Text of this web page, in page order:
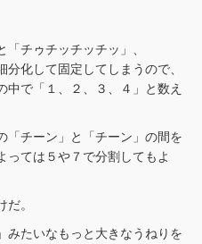
チゥチッチッチッ」、
化して固定してしまうので、
中で「１、２、３、４」と数え
「チーン」と「チーン」の間を
っては５や７で分割してもよ
だ。
みたいなもっと大きなうねりを